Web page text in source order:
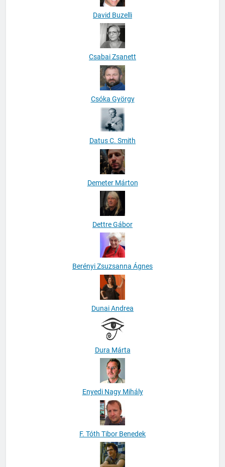
David Buzelli
Csabai Zsanett
Csóka György
Datus C. Smith
Demeter Márton
Dettre Gábor
Berényi Zsuzsanna Ágnes
Dunai Andrea
Dura Márta
Enyedi Nagy Mihály
F. Tóth Tibor Benedek